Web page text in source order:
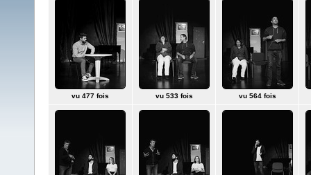
vu 477 fois vu 533 fois vu 564 fois